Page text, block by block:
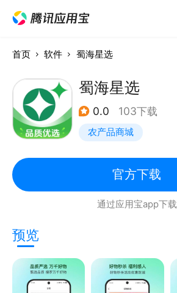
首页 软件 蜀海星选
蜀海星选
0.0 103下载
农产品商城
官方下载
通过应用宝app下载
预览